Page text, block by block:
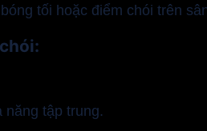
tối hoặc điểm chói trên
tập trung.